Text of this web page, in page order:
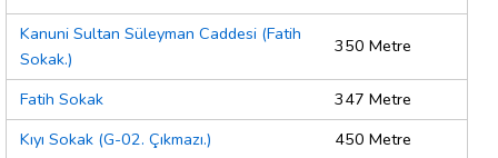
Kanuni Sultan Süleyman Caddesi (Fatih
Sokak.)
350 Metre
Fatih Sokak
347 Metre
Kıyı Sokak (G-02. Çıkmazı.)
450 Metre